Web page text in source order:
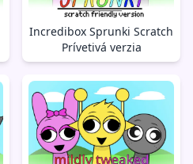
Incredibox Sprunki Scratch
Prívetivá verzia